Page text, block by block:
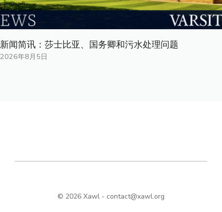
新闻简讯：莎士比亚、国务卿和污水处理问题
2026年8月5日
© 2026 Xawl - contact@xawl.org